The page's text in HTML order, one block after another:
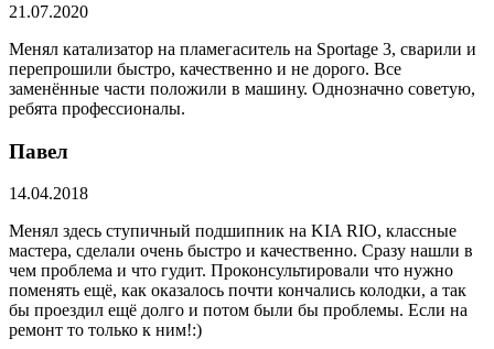
21.07.2020
Менял катализатор на пламегаситель на Sportage 3, сварили и
перепрошили быстро, качественно и не дорого. Все
заменённые части положили в машину. Однозначно советую,
ребята профессионалы.
Павел
14.04.2018
Менял здесь ступичный подшипник на KIA RIO, классные
мастера, сделали очень быстро и качественно. Сразу нашли в
чем проблема и что гудит. Проконсультировали что нужно
поменять ещё, как оказалось почти кончались колодки, а так
бы проездил ещё долго и потом были бы проблемы. Если на
ремонт то только к ним!:)